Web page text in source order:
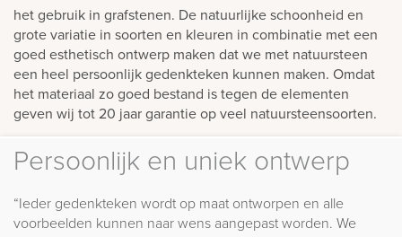
het gebruik in grafstenen. De natuurlijke schoonheid en
grote variatie in soorten en kleuren in combinatie met een
goed esthetisch ontwerp maken dat we met natuursteen
een heel persoonlijk gedenkteken kunnen maken. Omdat
het materiaal zo goed bestand is tegen de elementen
geven wij tot 20 jaar garantie op veel natuursteensoorten.
Persoonlijk en uniek ontwerp
“Ieder gedenkteken wordt op maat ontworpen en alle
voorbeelden kunnen naar wens aangepast worden. We